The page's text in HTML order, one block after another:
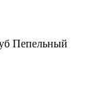
Пепельный